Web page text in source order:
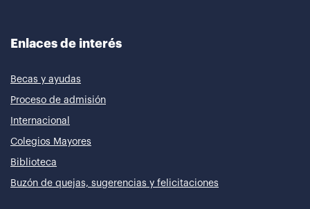
Enlaces de interés
Becas y ayudas
Proceso de admisión
Internacional
Colegios Mayores
Biblioteca
Buzón de quejas, sugerencias y felicitaciones